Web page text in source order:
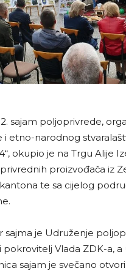
sajam poljoprivrede,
i etno-narodnog
okupio je na Trgu Alije
proizvođača iz
te sa cijelog
sajma je Udruženje
pokrovitelj Vlada ZDK-a, a
sajam je svečano